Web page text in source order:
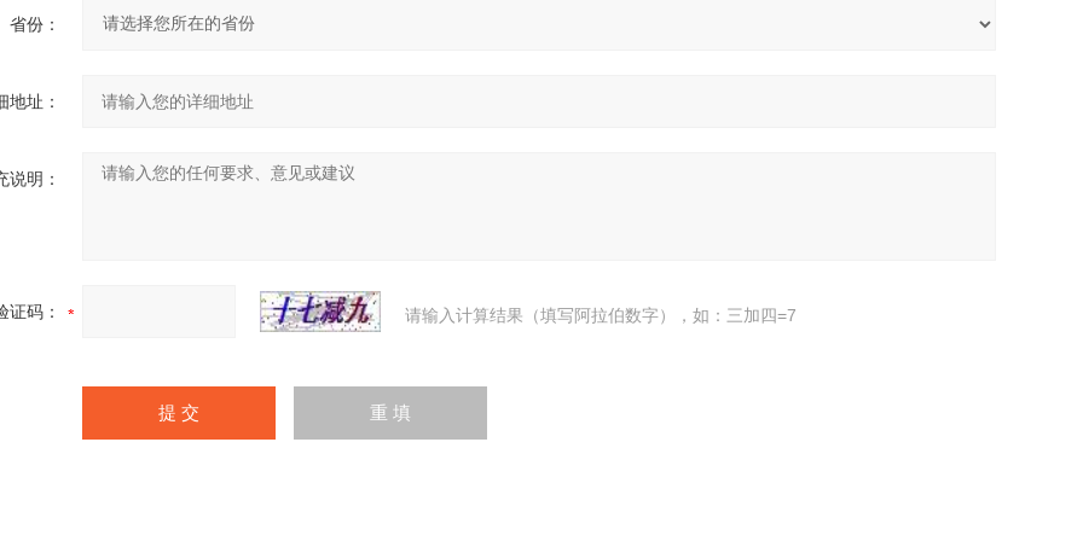
省份：
地址：
说明：
证码： 请输入计算结果（填写阿拉伯数字），如：三加四=7